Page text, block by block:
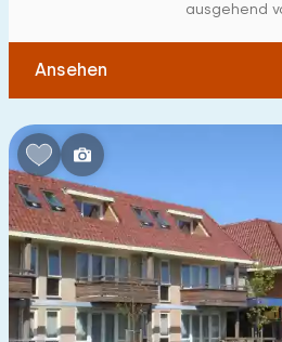
Tiny house
Kinderfreundlich
Kindermöbel
Eingezäunter Garten
Spielgeräte im Garten
ausgehend
Ansehen